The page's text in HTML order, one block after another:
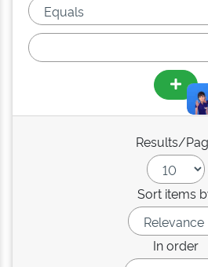
Results/
Sort items
In order